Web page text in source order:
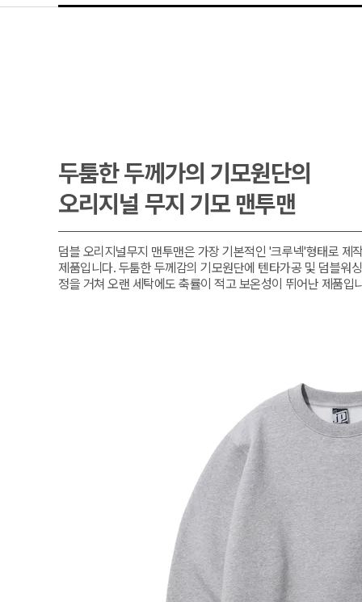
두툼한 두께가의 기모원단의
오리지널 무지 기모 맨투맨
덤블 오리지널무지 맨투맨은 가장 기본적인 '크루넥'형태로 제
제품입니다. 두툼한 두께감의 기모원단에 텐타가공 및 덤블워
정을 거쳐 오랜 세탁에도 축률이 적고 보온성이 뛰어난 제품입